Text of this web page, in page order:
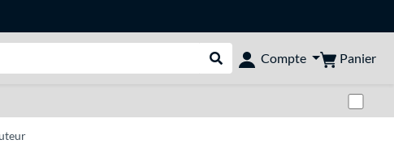
Rechercher dans le shop
Compte Panier